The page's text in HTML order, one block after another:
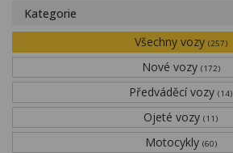
Obytné vozy
Financování
Kategorie
Všechny vozy (257)
Nové vozy (172)
Předváděcí vozy (14)
Ojeté vozy (11)
Motocykly (60)